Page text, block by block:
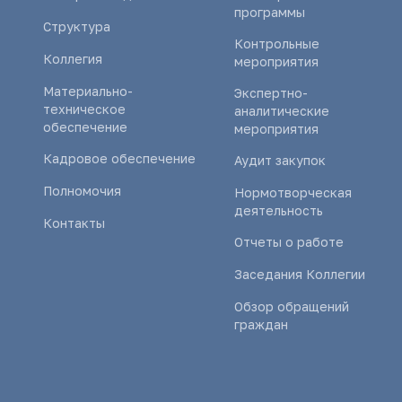
Структура
Коллегия
Материально-
техническое
обеспечение
Кадровое обеспечение
Полномочия
Контакты
программы
Контрольные
мероприятия
Экспертно-
аналитические
мероприятия
Аудит закупок
Нормотворческая
деятельность
Отчеты о работе
Заседания Коллегии
Обзор обращений
граждан